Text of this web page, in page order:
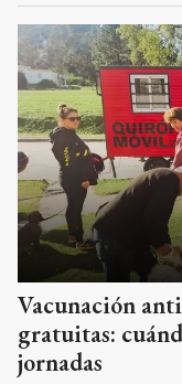
Vacunación
gratuitas:
jornadas